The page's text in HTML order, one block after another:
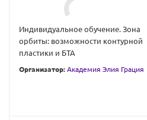
Индивидуальное обучение. Зона
орбиты: возможности контурной
пластики и БТА
Организатор: Академия Элия Грация